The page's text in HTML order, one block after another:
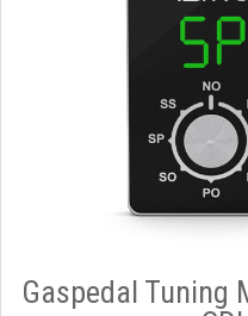
Gaspedal Tuning